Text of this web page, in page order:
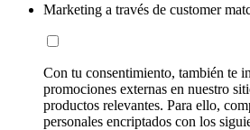
Marketing a través de customer
Con tu consentimiento, también te
promociones externas en nuestro
productos relevantes. Para ello,
personales encriptados con los